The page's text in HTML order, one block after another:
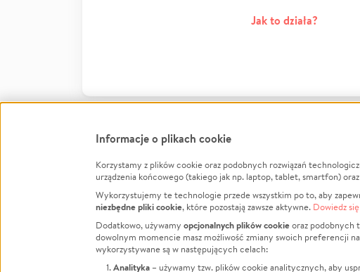
Jak to działa?
FacebookTwitter Instagram
LinkedInTikTok Youtube
Informacje
Jak to działa?
Regulamin
Polityka
Informacje o plikach cookie
Korzystamy z plików cookie oraz podobnych rozwiązań
urządzenia końcowego (takiego jak np. laptop, tablet, smartfon)
Wykorzystujemy te technologie przede wszystkim po to, aby
niezbędne pliki cookie, które pozostają zawsze aktywne. Dowiedz
Dodatkowo, używamy opcjonalnych plików cookieoraz podobnych
dowolnym momencie masz możliwość zmiany swoich preferencji
wykorzystywane są w następujących celach:
Analityka – używamy tzw. plików cookie analitycznych, aby